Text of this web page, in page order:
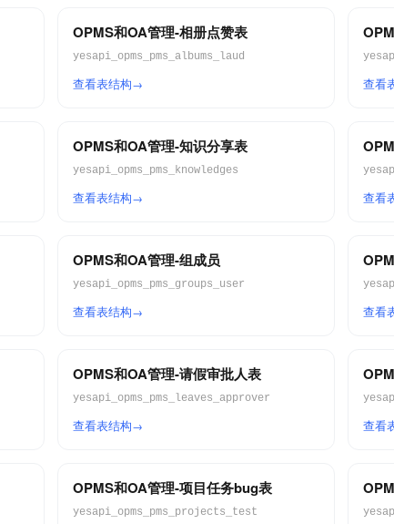
OPMS和OA管理-相册点赞表
yesapi_opms_pms_albums_laud
查看表结构 查看
OPMS和OA管理-知识分享表
yesapi_opms_pms_knowledges
查看表结构 查看
OPMS和OA管理-组成员
yesapi_opms_pms_groups_user
查看表结构 查看
OPMS和OA管理-请假审批人表
yesapi_opms_pms_leaves_approver
查看表结构 查看
OPMS和OA管理-项目任务bug表
yesapi_opms_pms_projects_test